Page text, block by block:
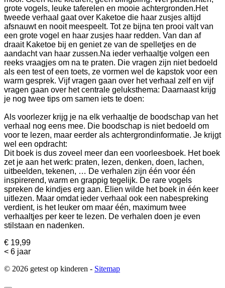
grote vogels, leuke taferelen en mooie achtergronden.Het
tweede verhaal gaat over Kaketoe die haar zusjes altijd
afsnauwt en nooit meespeelt. Tot ze bijna ten prooi valt van
een grote vogel en haar zusjes haar redden. Van dan af
draait Kaketoe bij en geniet ze van de spelletjes en de
aandacht van haar zussen.Na ieder verhaaltje volgen een
reeks vraagjes om na te praten. Die vragen zijn niet bedoeld
als een test of een toets, ze vormen wel de kapstok voor een
warm gesprek. Vijf vragen gaan over het verhaal zelf en vijf
vragen gaan over het centrale geluksthema: Daarnaast krijg
je nog twee tips om samen iets te doen:
Als voorlezer krijg je na elk verhaaltje de boodschap van het
verhaal nog eens mee. Die boodschap is niet bedoeld om
voor te lezen, maar eerder als achtergrondinformatie. Je krijgt
wel een opdracht:
Dit boek is dus zoveel meer dan een voorleesboek. Het boek
zet je aan het werk: praten, lezen, denken, doen, lachen,
uitbeelden, tekenen, … De verhalen zijn één voor één
inspirerend, warm en grappig tegelijk. De rare vogels
spreken de kindjes erg aan. Elien wilde het boek in één keer
uitlezen. Maar omdat ieder verhaal ook een nabespreking
verdient, is het leuker om maar één, maximum twee
verhaaltjes per keer te lezen. De verhalen doen je even
stilstaan en nadenken.
€ 19,99
< 6 jaar
© 2026 getest op kinderen - Sitemap